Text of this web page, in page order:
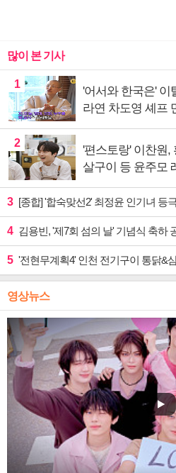
많이 본 기사
1
'어서와 한국은'
라연 차도영 셰프
2
'편스토랑' 이찬원,
살구이 등 윤주모
3 [종합] '합숙맞선2' 최정윤 인기녀 등극…
4 김용빈, '제7회 섬의 날' 기념식 축하
5 '전현무계획4' 인천 전기구이 통닭&
영상뉴스